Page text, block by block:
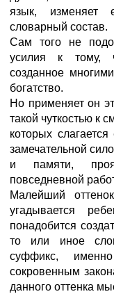
язык, изменяет
словарный состав.
Сам того не
усилия к тому,
созданное
богатство.
Но применяет он
такой чуткостью к
которых
замечательной
и памяти,
повседневной
Малейший
угадывается
понадобится
то или иное
суффикс,
сокровенным
данного оттенка